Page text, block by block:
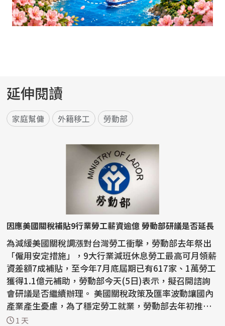
延伸閱讀
家庭幫傭 外籍移工 勞動部
因應美國關稅補貼9行業勞工薪資逾億 勞動部研議是否延長
為減緩美國關稅調漲對台灣勞工衝擊，勞動部去年祭出
「僱用安定措施」，9大行業減班休息勞工最高可月領薪
資差額7成補貼，至今年7月底屆期已有617家、1萬勞工
獲得1.1億元補助，勞動部今天(5日)表示，擬召開諮詢
會研議是否繼續辦理。 美國關稅政策及匯率波動讓國內
產業產生憂慮，為了穩定勞工就業，勞動部去年初推動
僱...1 天